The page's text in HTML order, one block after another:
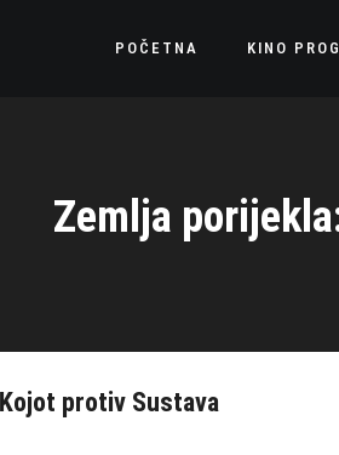
POČETNA KINO
Zemlja
protiv Sustava